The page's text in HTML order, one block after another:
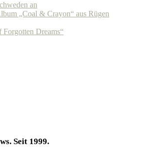
an
„Coal & Crayon“ aus Rügen
Dreams“
Seit 1999.